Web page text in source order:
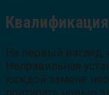
На первый
Неправильная
каждой замене